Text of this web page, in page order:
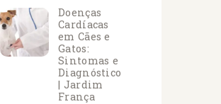
Doenças
Cardíacas
em Cães e
Gatos:
Sintomas e
Diagnóstico
| Jardim
França